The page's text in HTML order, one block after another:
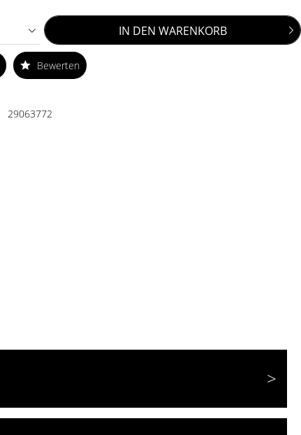
IN DEN WARENKORB
Bewerten
29063772